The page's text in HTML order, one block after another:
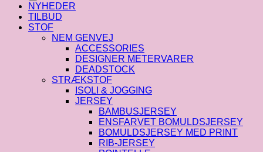
NYHEDER
TILBUD
STOF
NEM GENVEJ
ACCESSORIES
DESIGNER METERVARER
DEADSTOCK
STRÆKSTOF
ISOLI & JOGGING
JERSEY
BAMBUSJERSEY
ENSFARVET BOMULDSJERSEY
BOMULDSJERSEY MED PRINT
RIB-JERSEY